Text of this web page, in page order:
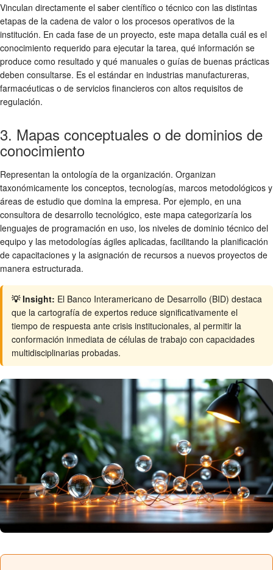
Vinculan directamente el saber científico o técnico con las distintas
etapas de la cadena de valor o los procesos operativos de la
institución. En cada fase de un proyecto, este mapa detalla cuál es el
conocimiento requerido para ejecutar la tarea, qué información se
produce como resultado y qué manuales o guías de buenas prácticas
deben consultarse. Es el estándar en industrias manufactureras,
farmacéuticas o de servicios financieros con altos requisitos de
regulación.
3. Mapas conceptuales o de dominios de
conocimiento
Representan la ontología de la organización. Organizan
taxonómicamente los conceptos, tecnologías, marcos metodológicos y
áreas de estudio que domina la empresa. Por ejemplo, en una
consultora de desarrollo tecnológico, este mapa categorizaría los
lenguajes de programación en uso, los niveles de dominio técnico del
equipo y las metodologías ágiles aplicadas, facilitando la planificación
de capacitaciones y la asignación de recursos a nuevos proyectos de
manera estructurada.
💡 Insight: El Banco Interamericano de Desarrollo (BID) destaca
que la cartografía de expertos reduce significativamente el
tiempo de respuesta ante crisis institucionales, al permitir la
conformación inmediata de células de trabajo con capacidades
multidisciplinarias probadas.